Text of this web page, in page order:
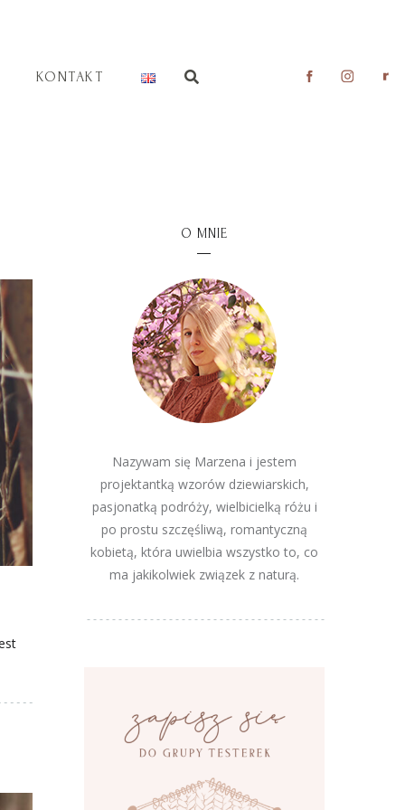
KONTAKT
O MNIE
Nazywam się Marzena i jestem
projektantką wzorów dziewiarskich,
pasjonatką podróży, wielbicielką różu i
po prostu szczęśliwą, romantyczną
kobietą, która uwielbia wszystko to, co
ma jakikolwiek związek z naturą.